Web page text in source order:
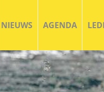
NIEUWS AGENDA